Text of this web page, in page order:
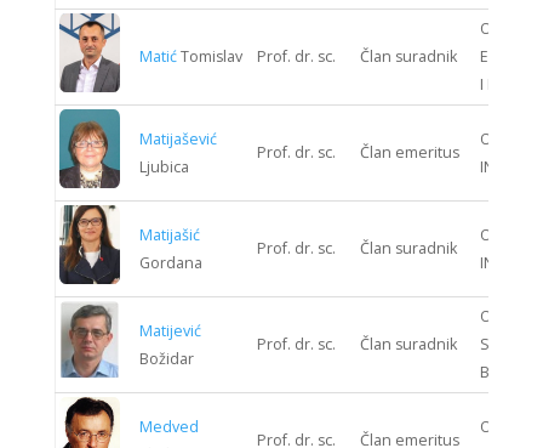
MatićTomislav Prof. dr. sc. Član suradnik
ODJEL
I
Matijašević
Ljubica
Prof. dr. sc. Član emeritus
ODJEL
Matijašić
Gordana
Prof. dr. sc. Član suradnik
ODJEL
Matijević
Božidar
Prof. dr. sc. Član suradnik
ODJEL
Medved
Prof. dr. sc. Član emeritus
ODJEL